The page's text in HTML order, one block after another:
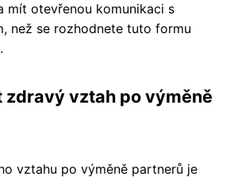
mít otevřenou komunikaci s
než se rozhodnete tuto formu
zdravý vztah po výměně
vztahu po výměně partnerů je